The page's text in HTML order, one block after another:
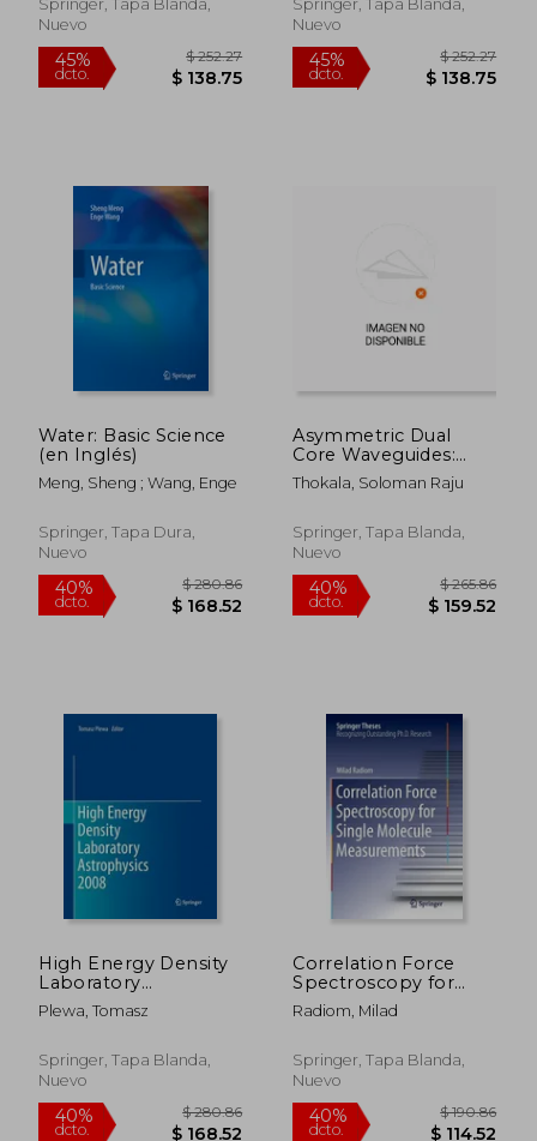
Interatomic
Inglés)
Springer, Tapa Blanda,
Nuevo
45%
dcto.
$ 252.27
Springer, Tapa Blanda,
Nuevo
Water: Basic Science
(en Inglés)
Meng, Sheng ; Wang, Enge
Springer, Tapa Dura,
Nuevo
40%
dcto.
Asymmetric Dual
Core Waveguides:
Dynamics of Self-
Similar Waves (en
Thokala, Soloman Raju
Springer, Tapa Blanda,
Nuevo
40%
High Energy Density
Laboratory
Astrophysics 2008
(en Inglés)
Plewa, Tomasz
Springer, Tapa Blanda,
Nuevo
Correlation Force
Spectroscopy for
Single Molecule
Measurements (en
Radiom, Milad
Springer, Tapa Blanda,
Nuevo